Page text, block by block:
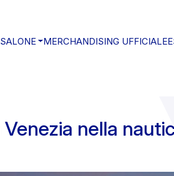
MERCHANDISING UFFICIALE
nella